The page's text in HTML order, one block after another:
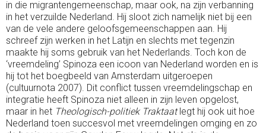
in die migrantengemeenschap, maar ook, na zijn verbanning
in het verzuilde Nederland. Hij sloot zich namelijk niet bij een
van de vele andere geloofsgemeenschappen aan. Hij
schreef zijn werken in het Latijn en slechts met tegenzin
maakte hij soms gebruik van het Nederlands. Toch kon de
‘vreemdeling’ Spinoza een icoon van Nederland worden en is
hij tot het boegbeeld van Amsterdam uitgeroepen
(cultuurnota 2007). Dit conflict tussen vreemdelingschap en
integratie heeft Spinoza niet alleen in zijn leven opgelost,
maar in het Theologisch-politiek Traktaatlegt hij ook uit hoe
Nederland toen succesvol met vreemdelingen omging en zo